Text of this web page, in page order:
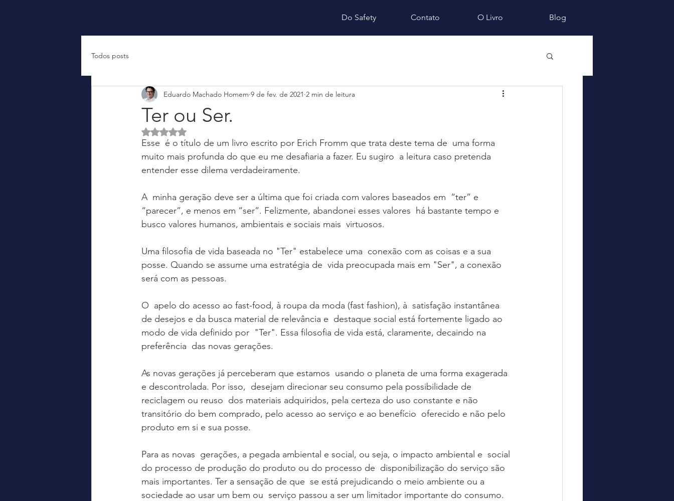
Do Safety Contato O Livro Blog
Todos posts
Ter ou Ser.
Eduardo Machado Homem 9 de fev. de 2021 2 min de leitura
Avaliado com NaN de 5 estrelas.
Esse  é o título de um livro escrito por Erich Fromm que trata deste tema de  uma forma
muito mais profunda do que eu me desafiaria a fazer. Eu sugiro  a leitura caso pretenda
entender esse dilema verdadeiramente.
A  minha geração deve ser a última que foi criada com valores baseados em  “ter” e
“parecer”, e menos em “ser”. Felizmente, abandonei esses valores  há bastante tempo e
busco valores humanos, ambientais e sociais mais  virtuosos.
Uma filosofia de vida baseada no "Ter" estabelece uma  conexão com as coisas e a sua
posse. Quando se assume uma estratégia de  vida preocupada mais em "Ser", a conexão
será com as pessoas.
O  apelo do acesso ao fast-food, à roupa da moda (fast fashion), à  satisfação instantânea
de desejos e da busca material de relevância e  destaque social está fortemente ligado ao
modo de vida definido por  "Ter". Essa filosofia de vida está, claramente, decaindo na
preferência  das novas gerações.
As novas gerações já perceberam que estamos  usando o planeta de uma forma exagerada
e descontrolada. Por isso,  desejam direcionar seu consumo pela possibilidade de
reciclagem ou reuso  dos materiais adquiridos, pela certeza do uso constante e não
transitório do bem comprado, pelo acesso ao serviço e ao benefício  oferecido e não pelo
produto em si e sua posse.
Para as novas  gerações, a pegada ambiental e social, ou seja, o impacto ambiental e  social
do processo de produção do produto ou do processo de  disponibilização do serviço são
mais importantes. Ter a sensação de que  se está prejudicando o meio ambiente ou a
sociedade ao usar um bem ou  serviço passou a ser um limitador importante do consumo.